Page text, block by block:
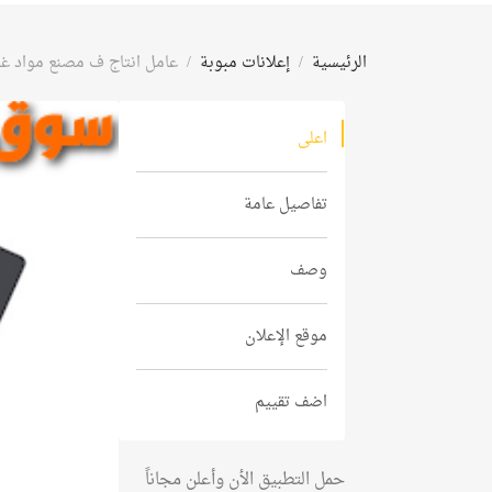
الرئيسية إعلانات مبوبة عامل انتاج ف مصنع مواد
اعلى
تفاصيل عامة
وصف
موقع الإعلان
اضف تقييم
حمل التطبيق الأن وأعلن مجاناً